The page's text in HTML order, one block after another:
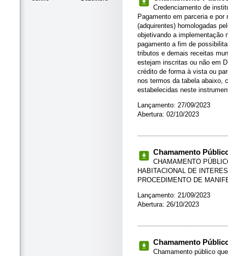
Credenciamento de
Pagamento em parceria e
(adquirentes) homologadas
objetivando a implementação
pagamento a fim de
tributos e demais receitas
estejam inscritas ou não em
crédito de forma à vista ou
nos termos da tabela abaixo,
estabelecidas neste
Lançamento: 27/09/2023
Abertura: 02/10/2023
Chamamento
CHAMAMENTO
HABITACIONAL DE
PROCEDIMENTO DE
Lançamento: 21/09/2023
Abertura: 26/10/2023
Chamamento
Chamamento público